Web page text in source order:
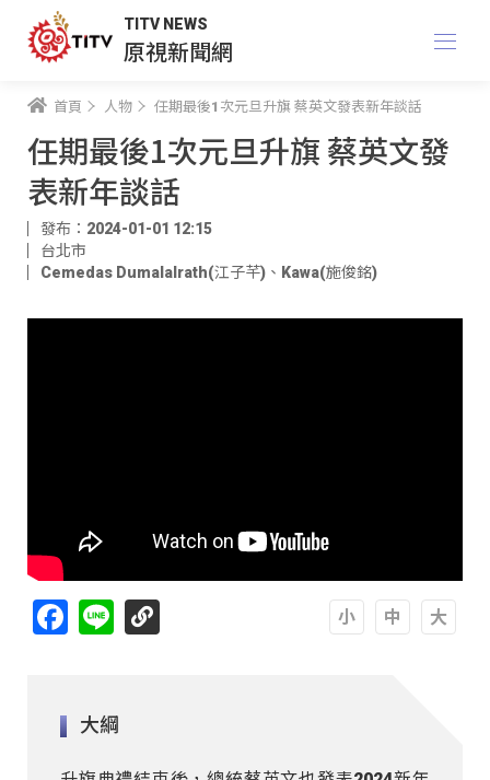
TITV NEWS
原視新聞網
首頁 人物 任期最後1次元旦升旗 蔡英文發表新年談話
任期最後1次元旦升旗 蔡英文發
表新年談話
發布：2024-01-01 12:15
台北市
Cemedas Dumalalrath(江子芊) 、 Kawa(施俊銘)
Facebook
Line
大綱